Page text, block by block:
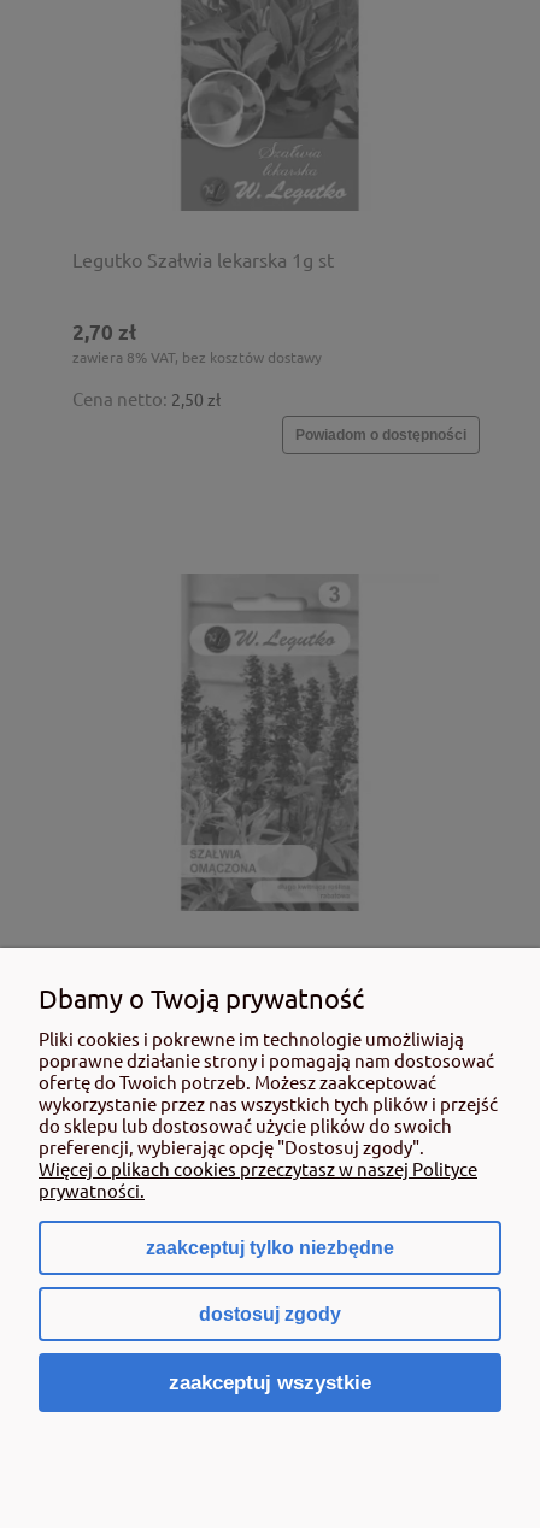
Legutko Szałwia lekarska 1g st
2,70 zł
zawiera 8% VAT, bez kosztów dostawy
Cena netto: 2,50 zł
Powiadom o dostępności
2,27 zł
zawiera 8% VAT, bez kosztów dostawy
Cena netto:2,10 zł
Powiadom o dostępności
Dbamy o Twoją prywatność
Pliki cookies i pokrewne im technologie umożliwiają
poprawne działanie strony i pomagają nam dostosować
ofertę do Twoich potrzeb. Możesz zaakceptować
wykorzystanie przez nas wszystkich tych plików i przejść
do sklepu lub dostosować użycie plików do swoich
preferencji, wybierając opcję "Dostosuj zgody".
Więcej o plikach cookies przeczytasz w naszej Polityce
prywatności.
zaakceptuj tylko niezbędne
dostosuj zgody
zaakceptuj wszystkie